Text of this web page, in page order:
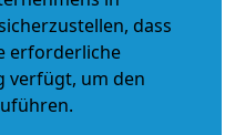
dass
erforderliche
verfügt, um den